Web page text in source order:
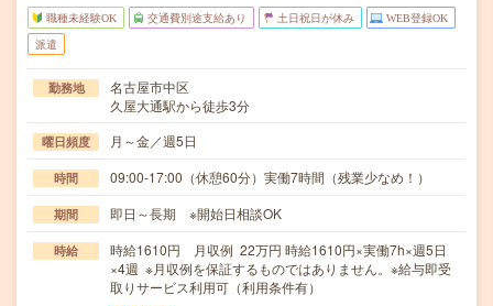
職種未経験OK 交通費別途支給あり 土日祝日が休み WEB登録OK
派遣
勤務地
名古屋市中区
久屋大通駅から徒歩3分
曜日頻度 月～金／週5日
時間 09:00-17:00（休憩60分）実働7時間（残業少なめ！）
期間 即日～長期 ※開始日相談OK
時給
時給1610円 月収例 22万円 時給1610円×実働7h×週5日
×4週 ※月収例を保証するものではありません。※給与即受
取りサービス利用可（利用条件有）